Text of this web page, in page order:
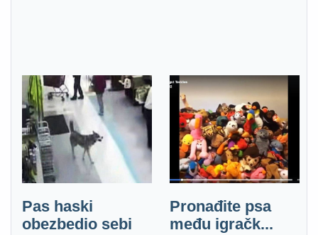
Pas haski
obezbedio sebi
Pronađite psa
među igračk...